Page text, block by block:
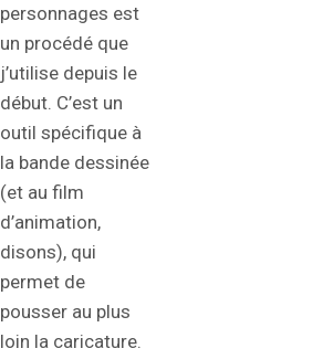
personnages est
un procédé que
j’utilise depuis le
début. C’est un
outil spécifique à
la bande dessinée
(et au film
d’animation,
disons), qui
permet de
pousser au plus
loin la caricature.